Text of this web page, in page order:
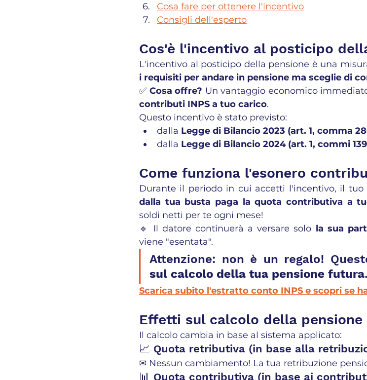
Cosa fare per ottenere l'incentivo
Consigli dell'esperto
Cos'è l'incentivo al posticipo
L'incentivo al posticipo della pensione è una
i requisiti per andare in pensione ma sceglie di
✅ Cosa offre? Un vantaggio economico
contributi INPS a tuo carico.
Questo incentivo è stato previsto:
dalla Legge di Bilancio 2023 (art. 1, comma
dalla Legge di Bilancio 2024 (art. 1, commi
Come funziona l'esonero
Durante il periodo in cui accetti l'incentivo, il tuo
dalla tua busta paga la quota contributiva a
soldi netti per te ogni mese!
🔹 Il datore continuerà a versare solo la sua
viene "esentata".
Attenzione: non è un regalo!
sul calcolo della tua pensione futura.
Scarica subito l'estratto conto INPS e scopri se
Effetti sul calcolo della
Il calcolo cambia in base al sistema applicato:
📈 Quota retributiva (in base alla
✉ Nessun cambiamento! La tua retribuzione
📊 Quota contributiva (in base ai